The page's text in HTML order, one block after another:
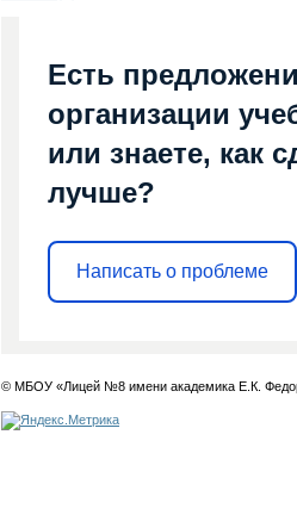
Есть
организации
или знаете, как
лучше?
Написать о проблеме
© МБОУ «Лицей №8 имени академика Е.К.